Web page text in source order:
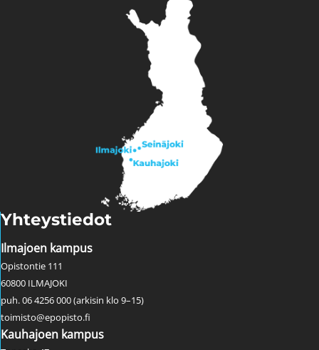
Yhteystiedot
Ilmajoen kampus
Opistontie 111
60800 ILMAJOKI
puh. 06 4256 000 (arkisin klo 9–15)
toimisto@epopisto.fi
Kauhajoen kampus